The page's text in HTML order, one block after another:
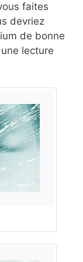
faites
devriez
de bonne
lecture